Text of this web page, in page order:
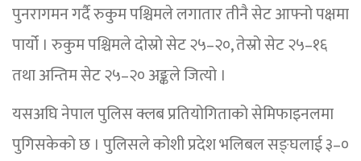
पुनरागमन गर्दै रुकुम पश्चिमले लगातार तीनै सेट आफ्नो पक्षमा
पार्यो । रुकुम पश्चिमले दोस्रो सेट २५–२०, तेस्रो सेट २५–१६
तथा अन्तिम सेट २५–२० अङ्कले जित्यो ।
यसअघि नेपाल पुलिस क्लब प्रतियोगिताको सेमिफाइनलमा
पुगिसकेको छ । पुलिसले कोशी प्रदेश भलिबल सङ्घलाई ३–०